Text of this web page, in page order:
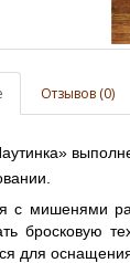
Отзывов (0)
с мишенями
бросковую
для